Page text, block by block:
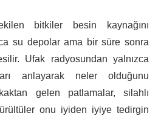
bitkiler besin kaynağını
su depolar ama bir süre sonra
Ufak radyosundan yalnızca
anlayarak neler olduğunu
gelen patlamalar, silahlı
onu iyiden iyiye tedirgin